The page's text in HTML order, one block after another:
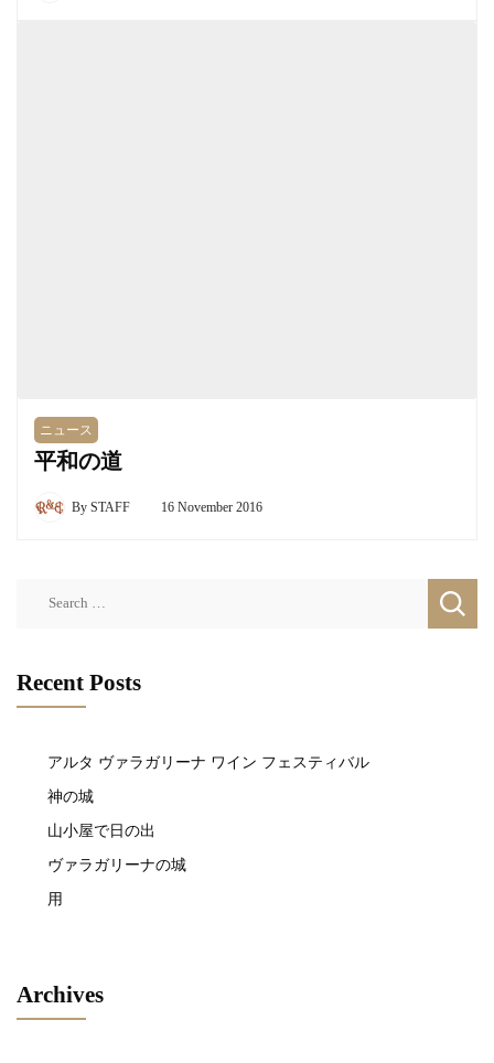
ニュース
平和の道
By STAFF 16 November 2016
Recent Posts
アルタ ヴァラガリーナ ワイン フェスティバル
神の城
山小屋で日の出
ヴァラガリーナの城
用
Archives